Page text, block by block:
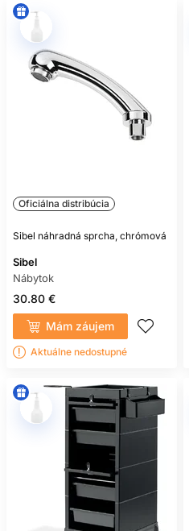
Oficiálna distribúcia
Sibel náhradná sprcha, chrómová
Sibel
Nábytok
30.80 €
Mám záujem
Aktuálne nedostupné